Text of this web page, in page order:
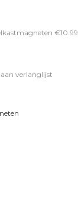
€10.99
aan verlanglijst